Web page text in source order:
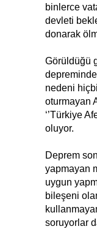
binlerce
devleti
donarak
Görüldüğü
depreminde
nedeni
oturmayan
‘’Türkiye
oluyor.
Deprem
yapmayan
uygun
bileşeni
soruyorlar